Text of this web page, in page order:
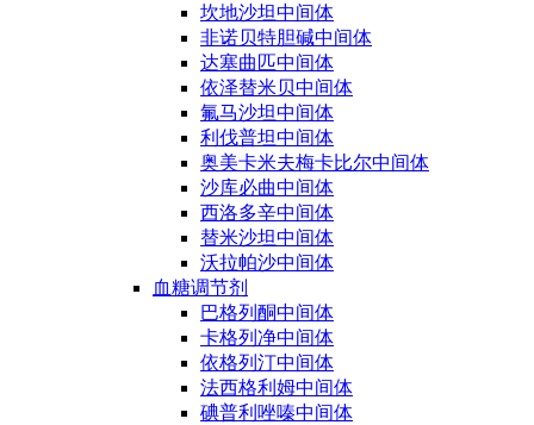
坎地沙坦中间体
非诺贝特胆碱中间体
达塞曲匹中间体
依泽替米贝中间体
氟马沙坦中间体
利伐普坦中间体
奥美卡米夫梅卡比尔中间体
沙库必曲中间体
西洛多辛中间体
替米沙坦中间体
沃拉帕沙中间体
血糖调节剂
巴格列酮中间体
卡格列净中间体
依格列汀中间体
法西格利姆中间体
碘普利唑嗪中间体